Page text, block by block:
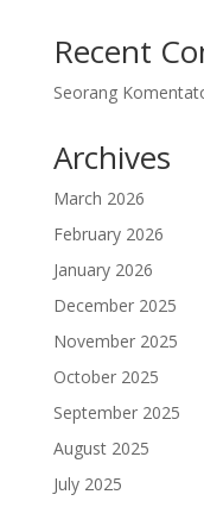
Recent
Seorang
Archives
March 2026
February 2026
January 2026
December 2025
November 2025
October 2025
September 2025
August 2025
July 2025